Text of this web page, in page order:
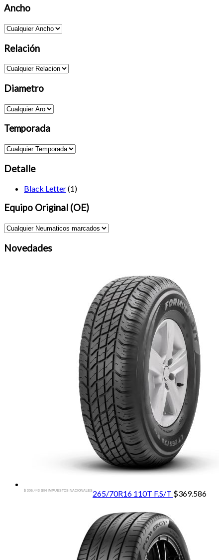
Ancho
Relación
Diametro
Temporada
Detalle
Black Letter(1)
Equipo Original (OE)
Novedades
265/70R16 110T F.S/T $369.586
$ 305.443 SIN IMPUESTOS NACIONALES